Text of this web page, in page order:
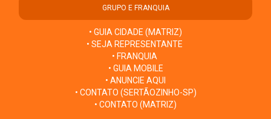
GRUPO E FRANQUIA
• GUIA CIDADE (MATRIZ)
• SEJA REPRESENTANTE
• FRANQUIA
• GUIA MOBILE
• ANUNCIE AQUI
• CONTATO (SERTÃOZINHO-SP)
• CONTATO (MATRIZ)